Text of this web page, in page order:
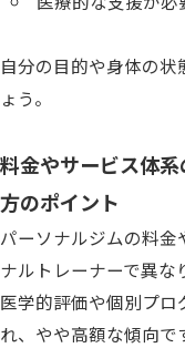
自分の目的や身体の
ょう。
料金やサービス体
方のポイント
パーソナルジムの料
ナルトレーナーで異な
医学的評価や個別プ
れ、やや高額な傾向